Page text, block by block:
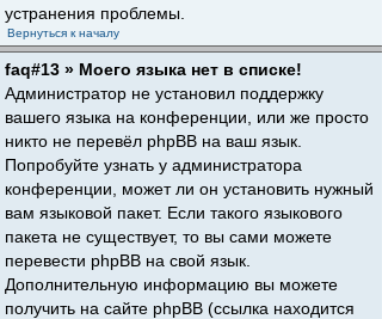
устранения проблемы.
Вернуться к началу
faq#13 » Моего языка нет в списке!
Администратор не установил поддержку
вашего языка на конференции, или же просто
никто не перевёл phpBB на ваш язык.
Попробуйте узнать у администратора
конференции, может ли он установить нужный
вам языковой пакет. Если такого языкового
пакета не существует, то вы сами можете
перевести phpBB на свой язык.
Дополнительную информацию вы можете
получить на сайте phpBB (ссылка находится